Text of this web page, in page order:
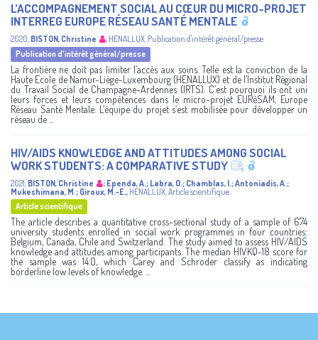
L’ACCOMPAGNEMENT SOCIAL AU CŒUR DU MICRO-PROJET
INTERREG EUROPE RÉSEAU SANTÉ MENTALE
2020, BISTON, Christine , HENALLUX, Publication d'intérêt général/presse
Publication d'intérêt général/presse
La frontière ne doit pas limiter l’accès aux soins. Telle est la conviction de la
Haute Ecole de Namur-Liège-Luxembourg (HENALLUX) et de l’Institut Régional
du Travail Social de Champagne-Ardennes (IRTS). C’est pourquoi ils ont uni
leurs forces et leurs compétences dans le micro-projet EURéSAM, Europe
Réseau Santé Mentale. L’équipe du projet s’est mobilisée pour développer un
réseau de ...
HIV/AIDS KNOWLEDGE AND ATTITUDES AMONG SOCIAL
WORK STUDENTS: A COMPARATIVE STUDY
2021, BISTON, Christine ; Ependa, A.; Labra, O.; Chamblas, I.;Antoniadis, A.;
Mukeshimana, M.; Giroux, M.-E., HENALLUX,Article scientifique
Article scientifique
The article describes a quantitative cross-sectional study of a sample of 674
university students enrolled in social work programmes in four countries:
Belgium, Canada, Chile and Switzerland. The study aimed to assess HIV/AIDS
knowledge and attitudes among participants. The median HIVKQ-18 score for
the sample was 14.0, which Carey and Schroder classify as indicating
borderline low levels of knowledge. ...